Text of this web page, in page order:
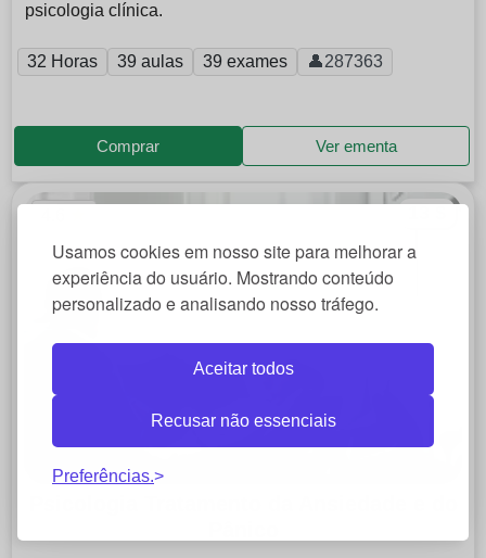
Usamos cookies em nosso site para melhorar a
experiência do usuário. Mostrando conteúdo
personalizado e analisando nosso tráfego.
Aceitar todos
Recusar não essenciais
Preferências.
psicologia clínica.
32 Horas 39 aulas 39 exames 👤287363
Comprar Ver ementa